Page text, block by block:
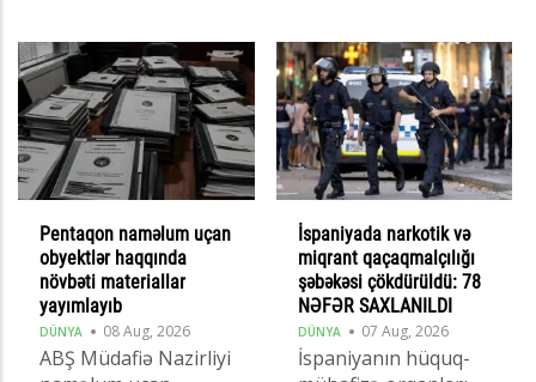
Pentaqon naməlum uçan
obyektlər haqqında
növbəti materiallar
yayımlayıb
DÜNYA 08 Aug, 2026
ABŞ Müdafiə Nazirliyi
İspaniyada narkotik və
miqrant qaçaqmalçılığı
şəbəkəsi çökdürüldü: 78
NƏFƏR SAXLANILDI
DÜNYA 07 Aug, 2026
İspaniyanın hüquq-